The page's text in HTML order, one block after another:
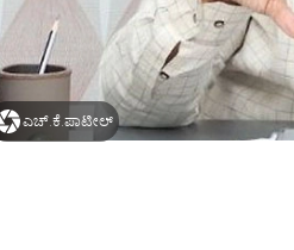
ಎಚ್‌.ಕೆ.ಪಾಟೀಲ್‌